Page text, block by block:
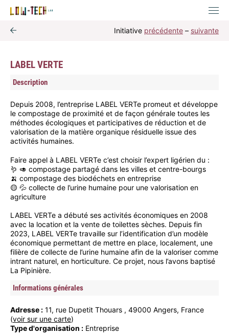
Initiative précédente – suivante
LABEL VERTE
Description
Depuis 2008, l’entreprise LABEL VERTe promeut et développe
le compostage de proximité et de façon générale toutes les
méthodes écologiques et participatives de réduction et de
valorisation de la matière organique résiduelle issue des
activités humaines.
Faire appel à LABEL VERTe c’est choisir l’expert ligérien du :
🪱 🥑 compostage partagé dans les villes et centre-bourgs
🍌 compostage des biodéchets en entreprise
🟡 💦 collecte de l’urine humaine pour une valorisation en
agriculture
LABEL VERTe a débuté ses activités économiques en 2008
avec la location et la vente de toilettes sèches. Depuis fin
2023, LABEL VERTe travaille sur l’identification d’un modèle
économique permettant de mettre en place, localement, une
filière de collecte de l’urine humaine afin de la valoriser comme
intrant naturel, en horticulture. Ce projet, nous l’avons baptisé
La Pipinière.
Informations générales
Adresse : 11, rue Dupetit Thouars , 49000 Angers, France
(voir sur une carte)
Type d'organisation : Entreprise